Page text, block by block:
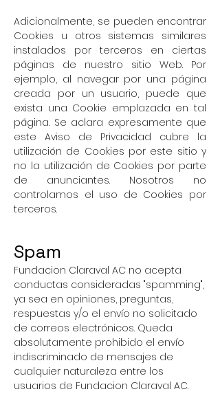
Adicionalmente, se pueden encontrar
Cookies u otros sistemas similares
instalados por terceros en ciertas
páginas de nuestro sitio Web. Por
ejemplo, al navegar por una página
creada por un usuario, puede que
exista una Cookie emplazada en tal
página. Se aclara expresamente que
este Aviso de Privacidad cubre la
utilización de Cookies por este sitio y
no la utilización de Cookies por parte
de anunciantes. Nosotros no
controlamos el uso de Cookies por
terceros.
Spam
Fundacion Claraval AC no acepta
conductas consideradas "spamming",
ya sea en opiniones, preguntas,
respuestas y/o el envío no solicitado
de correos electrónicos. Queda
absolutamente prohibido el envío
indiscriminado de mensajes de
cualquier naturaleza entre los
usuarios de Fundacion Claraval AC.